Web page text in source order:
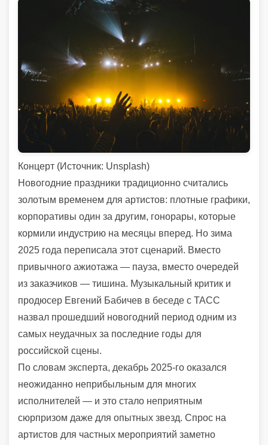
Концерт (Источник: Unsplash)
Новогодние праздники традиционно считались
золотым временем для артистов: плотные графики,
корпоративы один за другим, гонорары, которые
кормили индустрию на месяцы вперед. Но зима
2025 года переписала этот сценарий. Вместо
привычного ажиотажа — пауза, вместо очередей
из заказчиков — тишина. Музыкальный критик и
продюсер Евгений Бабичев в беседе с ТАСС
назвал прошедший новогодний период одним из
самых неудачных за последние годы для
российской сцены.
По словам эксперта, декабрь 2025-го оказался
неожиданно неприбыльным для многих
исполнителей — и это стало неприятным
сюрпризом даже для опытных звезд. Спрос на
артистов для частных мероприятий заметно